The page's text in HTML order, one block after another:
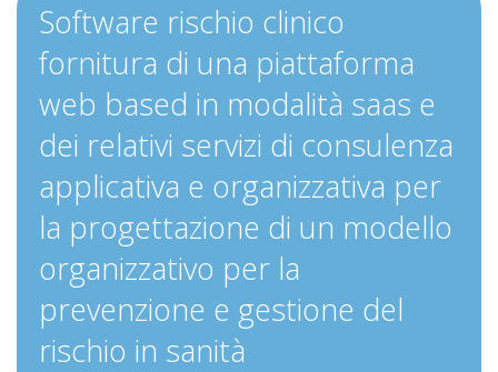
Software rischio clinico
fornitura di una piattaforma
web based in modalità saas e
dei relativi servizi di consulenza
applicativa e organizzativa per
la progettazione di un modello
organizzativo per la
prevenzione e gestione del
rischio in sanità